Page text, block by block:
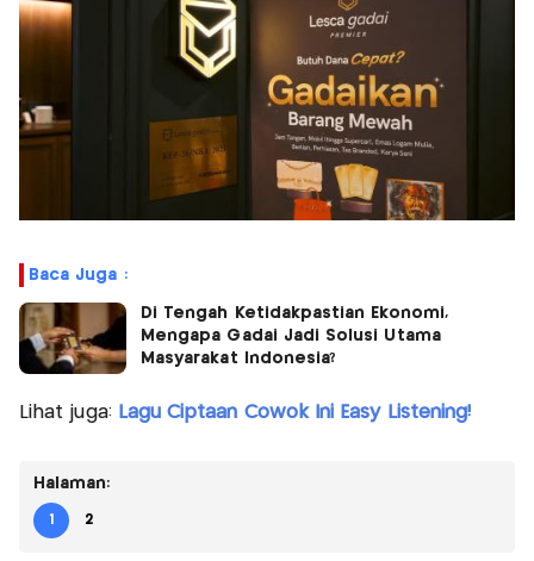
Baca Juga :
Di Tengah Ketidakpastian Ekonomi,
Mengapa Gadai Jadi Solusi Utama
Masyarakat Indonesia?
Lihat juga: Lagu Ciptaan Cowok Ini Easy Listening!
Halaman:
1 2